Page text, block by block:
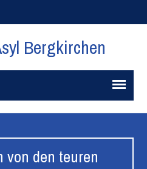
Bergkirchen
von den teuren